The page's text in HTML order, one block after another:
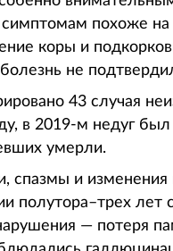
симптомам похоже
коры и
не
43 случая
в 2019-м недуг
умерли.
и изменения
полутора–трех
— потеря